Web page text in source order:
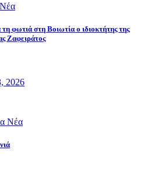
φωτιά στη Βοιωτία ο ιδιοκτήτης της
Ζαφειράτος
2026
Νέα